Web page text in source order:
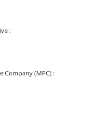
:
Company (MPC) :